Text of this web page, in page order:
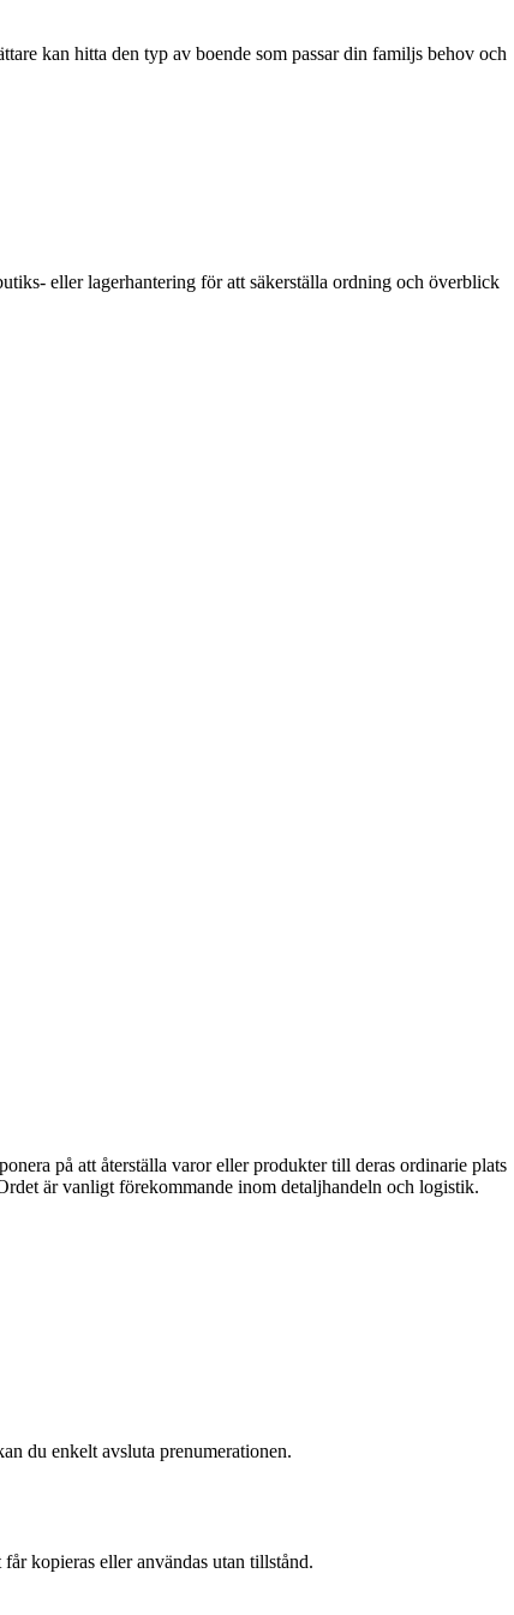
kan hitta den typ av boende som passar din familjs behov och
eller lagerhantering för att säkerställa ordning och överblick
på att återställa varor eller produkter till deras ordinarie plats
är vanligt förekommande inom detaljhandeln och logistik.
du enkelt avsluta prenumerationen.
kopieras eller användas utan tillstånd.